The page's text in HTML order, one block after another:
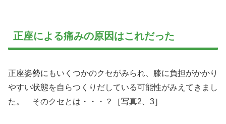
正座による痛みの原因はこれだった
正座姿勢にもいくつかのクセがみられ、膝に負担がかかり
やすい状態を自らつくりだしている可能性がみえてきまし
た。 そのクセとは・・・？［写真2、3］